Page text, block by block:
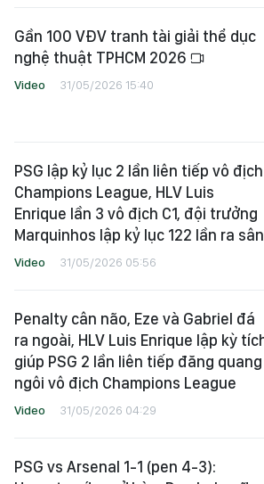
Gần 100 VĐV tranh tài giải thể dục
nghệ thuật TPHCM 2026
Video 31/05/2026 15:40
PSG lập kỷ lục 2 lần liên tiếp vô địch
Champions League, HLV Luis
Enrique lần 3 vô địch C1, đội trưởng
Marquinhos lập kỷ lục 122 lần ra sân
Video 31/05/2026 05:56
Penalty cân não, Eze và Gabriel đá
ra ngoài, HLV Luis Enrique lập kỳ
giúp PSG 2 lần liên tiếp đăng quang
ngôi vô địch Champions League
Video 31/05/2026 04:29
PSG vs Arsenal 1-1 (pen 4-3):